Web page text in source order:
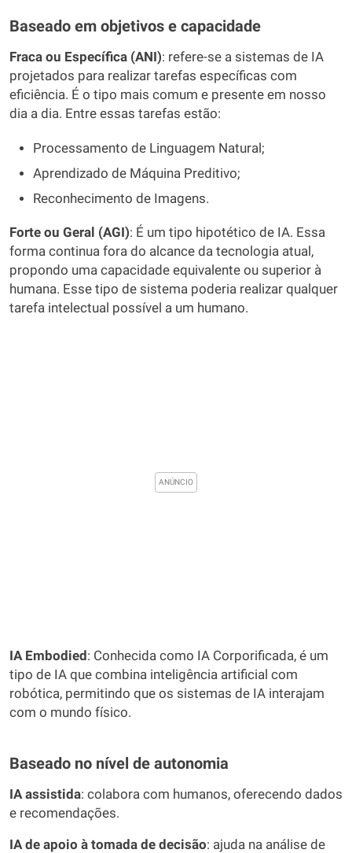
Baseado em objetivos e capacidade
Fraca ou Específica (ANI): refere-se a sistemas de IA
projetados para realizar tarefas específicas com
eficiência. É o tipo mais comum e presente em nosso
dia a dia. Entre essas tarefas estão:
Processamento de Linguagem Natural;
Aprendizado de Máquina Preditivo;
Reconhecimento de Imagens.
Forte ou Geral (AGI): É um tipo hipotético de IA. Essa
forma continua fora do alcance da tecnologia atual,
propondo uma capacidade equivalente ou superior à
humana. Esse tipo de sistema poderia realizar qualquer
tarefa intelectual possível a um humano.
IA Embodied: Conhecida como IA Corporificada, é um
tipo de IA que combina inteligência artificial com
robótica, permitindo que os sistemas de IA interajam
com o mundo físico.
Baseado no nível de autonomia
IA assistida: colabora com humanos, oferecendo dados
e recomendações.
IA de apoio à tomada de decisão: ajuda na análise de